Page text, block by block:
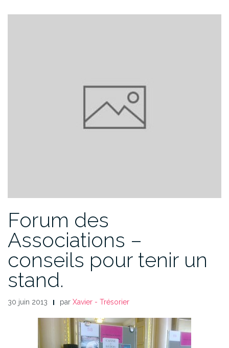
Forum des
Associations –
conseils pour tenir un
stand.
30 juin 2013 par Xavier - Trésorier